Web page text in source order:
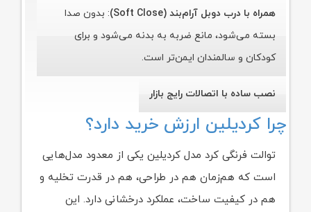
همراه با درب دوبل آرام‌بند (Soft Close)
: بدون صدا
بسته می‌شود، مانع ضربه به بدنه می‌شود و برای
کودکان و سالمندان ایمن‌تر است.
نصب ساده با اتصالات رایج بازار
چرا کردیلین ارزش خرید دارد؟
توالت فرنگی کرد مدل کردیلین یکی از معدود مدل‌هایی
است که هم‌زمان هم در طراحی، هم در قدرت تخلیه و
هم در کیفیت ساخت، عملکرد درخشانی دارد. این